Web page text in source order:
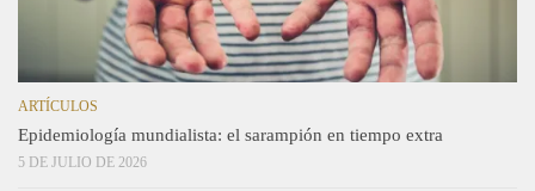
ARTÍCULOS
Epidemiología mundialista: el sarampión en tiempo extra
5 DE JULIO DE 2026